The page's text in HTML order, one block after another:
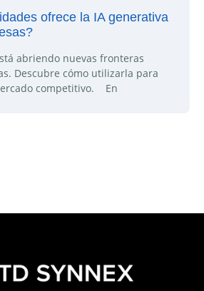
ofrece la IA generativa
abriendo nuevas fronteras
Descubre cómo utilizarla para
competitivo. En